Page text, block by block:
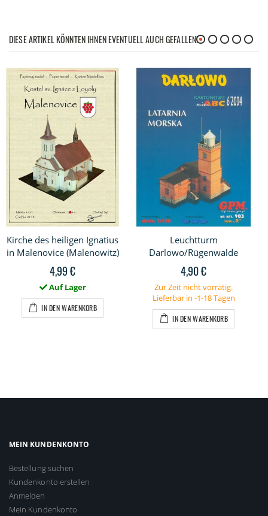
DIESE ARTIKEL KÖNNTEN IHNEN EVENTUELL AUCH GEFALLEN!
Kirche des heiligen Ignatius
in Malenovice (Malenowitz)
4,99 €
Auf Lager
IN DEN WARENKORB
Leuchtturm
Darlowo/Rügenwalde
4,90 €
Zur Zeit nicht vorrätig.
Lieferbar in -1-18 Tagen
IN DEN WARENKORB
MEIN KUNDENKONTO
Bestellung suchen
Kundenkonto erstellen
Anmelden
Mein Kundenkonto